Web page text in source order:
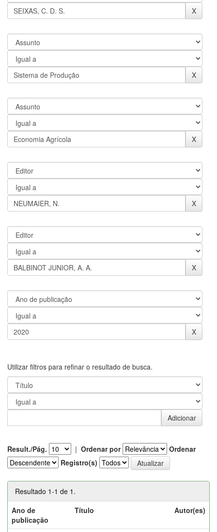
Utilizar filtros para refinar o resultado de busca.
Result./Pág. | Ordenar por
Ordenar
Registro(s)
Resultado 1-1 de 1.
Ano de
publicação
Título Autor(es)